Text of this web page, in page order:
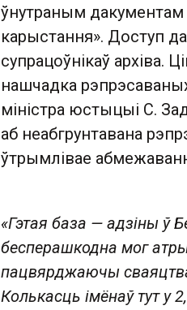
ўнутраным дакументам
карыстання». Доступ
супрацоўнікаў архіва.
нашчадка
міністра юстыцыі С.
аб неабгрунтавана
ўтрымлівае
«Гэтая база — адзіны ў
бесперашкодна мог
пацвярджаючы
Колькасць імёнаў тут